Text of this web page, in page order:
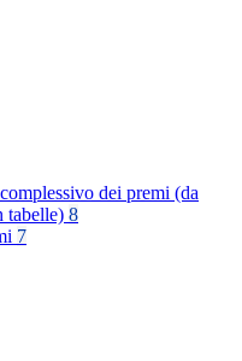
dei premi (da
tabelle) 8
7